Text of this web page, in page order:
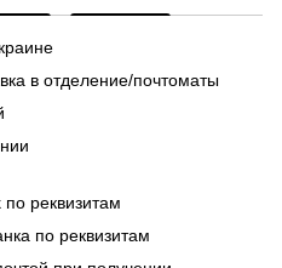
в отделение/почтоматы
реквизитам
по реквизитам